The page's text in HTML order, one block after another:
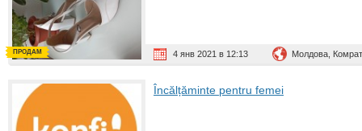
4 янв 2021 в 12:13 Молдова, Комрат
ПРОДАМ
Încălțăminte pentru femei